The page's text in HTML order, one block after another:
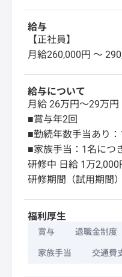
給与
【正社員】
月給260,000円 〜
給与について
月給 26万円～29万円
■賞与年2回
■勤続年数手当あり
■家族手当：1名につ
研修中 日給 1万
研修期間（試用期間
福利厚生
賞与 退職金制度
家族手当 交通費